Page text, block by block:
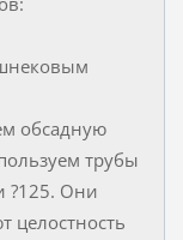
обсадную
трубы
?125. Они
целостность